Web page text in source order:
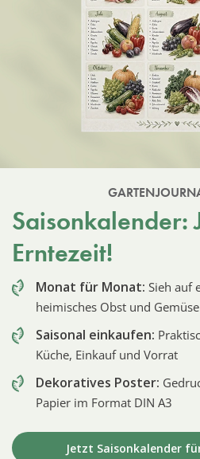
Saisonkalender:
Erntezeit!
Monat für Monat: Sieh auf
heimisches Obst und
Saisonal einkaufen:
Küche, Einkauf und Vorrat
Dekoratives Poster:
Papier im Format DIN A3
Jetzt Saisonkalender